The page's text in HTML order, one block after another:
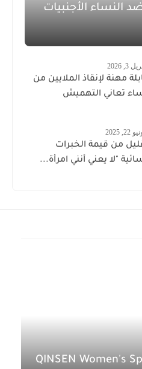
النساء الأجنبيات
3, 2026
مهنة لإنقاذ الملايين من
تعاني التهميش
22, 2025
من قيمة الخبرات
"لا يعني أنني امرأة...
QINSEN Women's